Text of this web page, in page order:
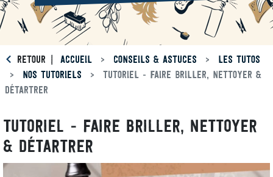
RETOUR ACCUEIL CONSEILS & ASTUCES
LES TUTOS
NOS TUTORIELS
TUTORIEL - FAIRE BRILLER, NETTOYER &
DÉTARTRER
TUTORIEL - FAIRE BRILLER, NETTOYER
& DÉTARTRER